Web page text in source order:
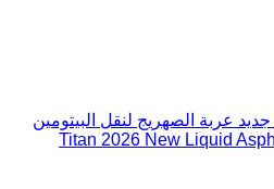
جديد عربة الصهريج لنقل البيتومين
Titan 2026 New Liquid